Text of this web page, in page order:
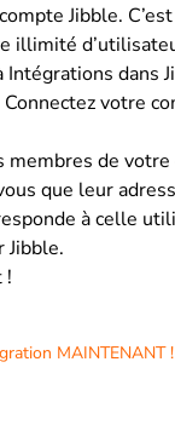
Jibble.
illimité
Intégrations dans
Connectez votre
membres de votre
que leur
à celle
Jibble.
!
MAINTENANT !